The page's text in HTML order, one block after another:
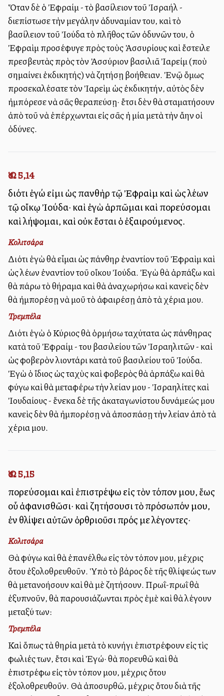
Ὅταν δὲ ὁ Ἐφραίμ - τὸ βασίλειον τοῦ Ἰσραήλ -
διεπίστωσε τὴν μεγάλην ἀδυναμίαν του, καὶ τὸ
βασίλειον τοῦ Ἰούδα τὸ πλῆθος τῶν ὀδυνῶν του, ὁ
Ἐφραὶμ προσέφυγε πρὸς τοὺς Ἀσσυρίους καὶ ἔστειλε
πρεσβευτὰς πρὸς τὸν Ἀσσύριον βασιλιᾶ Ἰαρείμ (ποὺ
σημαίνει ἐκδικητής) νὰ ζητήσῃ βοήθειαν. Ἐνῷ ὅμως
προσεκαλέσατε τὸν Ἰαρεὶμ ὡς ἐκδικητήν, αὐτὸς δὲν
ἠμπόρεσε νὰ σᾶς θεραπεύσῃ· ἔτσι δὲν θὰ σταματήσουν
ἀπὸ τοῦ νὰ ἐπέρχωνται εἰς σᾶς ἡ μία μετὰ τὴν ἄλλην οἱ
ὀδύνες.
Ὡσ. 5,14
διότι ἐγώ εἰμι ὡς πανθὴρ τῷ Ἐφραὶμ καὶ ὡς λέων
τῷ οἴκῳ Ἰούδα· καὶ ἐγὼ ἁρπῶμαι καὶ πορεύσομαι
καὶ λήψομαι, καὶ οὐκ ἔσται ὁ ἐξαιρούμενος.
Κολιτσάρα
Διότι ἐγὼ θὰ εἶμαι ὡς πάνθηρ ἐναντίον τοῦ Ἐφραὶμ καὶ
ὡς λέων ἐναντίον τοῦ οἴκου Ἰούδα. Ἐγὼ θὰ ἁρπάξω καὶ
θὰ πάρω τὸ θήραμα καὶ θὰ ἀναχωρήσω καὶ κανεὶς δὲν
θὰ ἠμπορέσῃ νὰ μοῦ τὸ ἀφαιρέσῃ ἀπὸ τὰ χέρια μου.
Τρεμπέλα
Διότι ἐγὼ ὁ Κύριος θὰ ὁρμήσω ταχύτατα ὡς πάνθηρας
κατὰ τοῦ Ἐφραίμ - του βασιλείου τῶν Ἰσραηλιτῶν - καὶ
ὡς φοβερὸν λιοντάρι κατὰ τοῦ βασιλείου τοῦ Ἰούδα.
Ἐγὼ ὁ ἴδιος ὡς ταχὺς καὶ φοβερὸς θὰ ἁρπάξω καὶ θὰ
φύγω καὶ θὰ μεταφέρω τὴν λείαν μου - Ἰσραηλίτες καὶ
Ἰουδαίους - ἕνεκα δὲ τῆς ἀκαταγωνίστου δυνάμεώς μου
κανεὶς δὲν θὰ ἠμπορέσῃ νὰ ἀποσπάσῃ τὴν λείαν ἀπὸ τὰ
χέρια μου.
Ὡσ. 5,15
πορεύσομαι καὶ ἐπιστρέψω εἰς τὸν τόπον μου, ἕως
οὗ ἀφανισθῶσι· καὶ ζητήσουσι τὸ πρόσωπόν μου,
ἐν θλίψει αὐτῶν ὀρθριοῦσι πρός με λέγοντες·
Κολιτσάρα
Θὰ φύγω καὶ θὰ ἐπανέλθω εἰς τὸν τόπον μου, μέχρις
ὅτου ἐξολοθρευθοῦν. Ὑπὸ τὸ βάρος δὲ τῆς θλίψεώς των
θὰ μετανοήσουν καὶ θὰ μὲ ζητήσουν. Πρωΐ-πρωῒ θὰ
ἐξυπνοῦν, θὰ παρουσιάζωνται πρὸς ἐμὲ καὶ θὰ λέγουν
μεταξύ των:
Τρεμπέλα
Καὶ ὅπως τὰ θηρία μετὰ τὸ κυνήγι ἐπιστρέφουν εἰς τὶς
φωλιές των, ἔτσι καὶ Ἐγώ· θὰ πορευθῶ καὶ θὰ
ἐπιστρέφω εἰς τὸν τόπον μου, μέχρις ὅτου
ἐξολοθρευθοῦν. Θὰ ἀποσυρθῶ, μέχρις ὅτου διὰ τῆς